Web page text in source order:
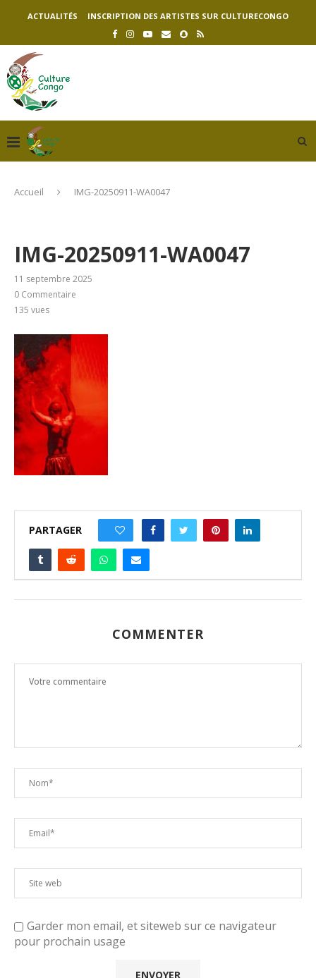
ACTUALITÉS INSCRIPTION DES ARTISTES SUR CULTURECONGO
Accueil IMG-20250911-WA0047
IMG-20250911-WA0047
11 septembre 2025
0 Commentaire
135 vues
PARTAGER
COMMENTER
Garder mon email, et siteweb sur ce navigateur
pour prochain usage